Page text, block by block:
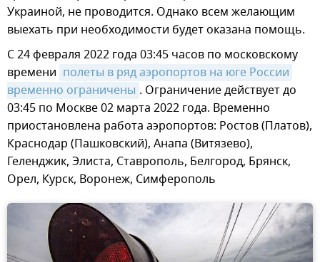
Украиной, не проводится. Однако всем желающим
выехать при необходимости будет оказана помощь.
С 24 февраля 2022 года 03:45 часов по московскому
времени полеты в ряд аэропортов на юге России
временно ограничены . Ограничение действует до
03:45 по Москве 02 марта 2022 года. Временно
приостановлена работа аэропортов: Ростов (Платов),
Краснодар (Пашковский), Анапа (Витязево),
Геленджик, Элиста, Ставрополь, Белгород, Брянск,
Орел, Курск, Воронеж, Симферополь